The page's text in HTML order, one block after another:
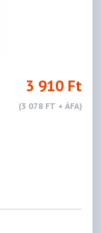
3 910 Ft
(3 078 FT + ÁFA)